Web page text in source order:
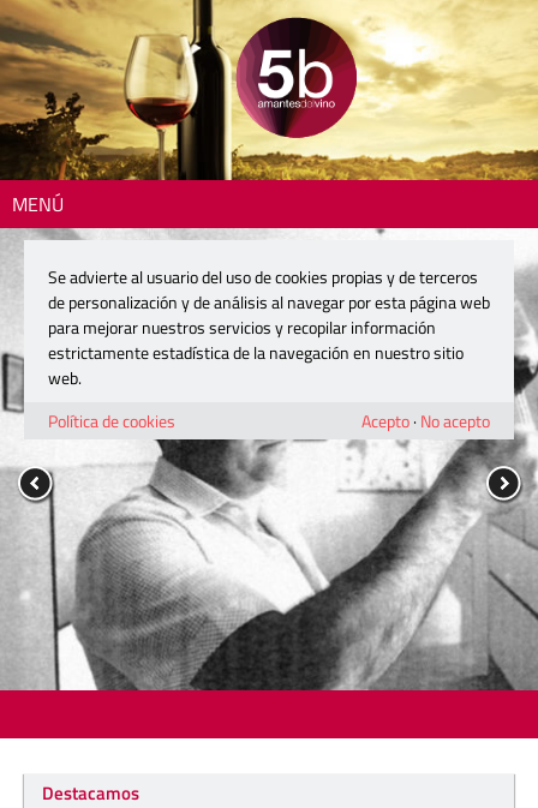
MENÚ
Destacamos
Se advierte al usuario del uso de cookies propias y de terceros
de personalización y de análisis al navegar por esta página web
para mejorar nuestros servicios y recopilar información
estrictamente estadística de la navegación en nuestro sitio
web.
Política de cookies
Acepto· No acepto